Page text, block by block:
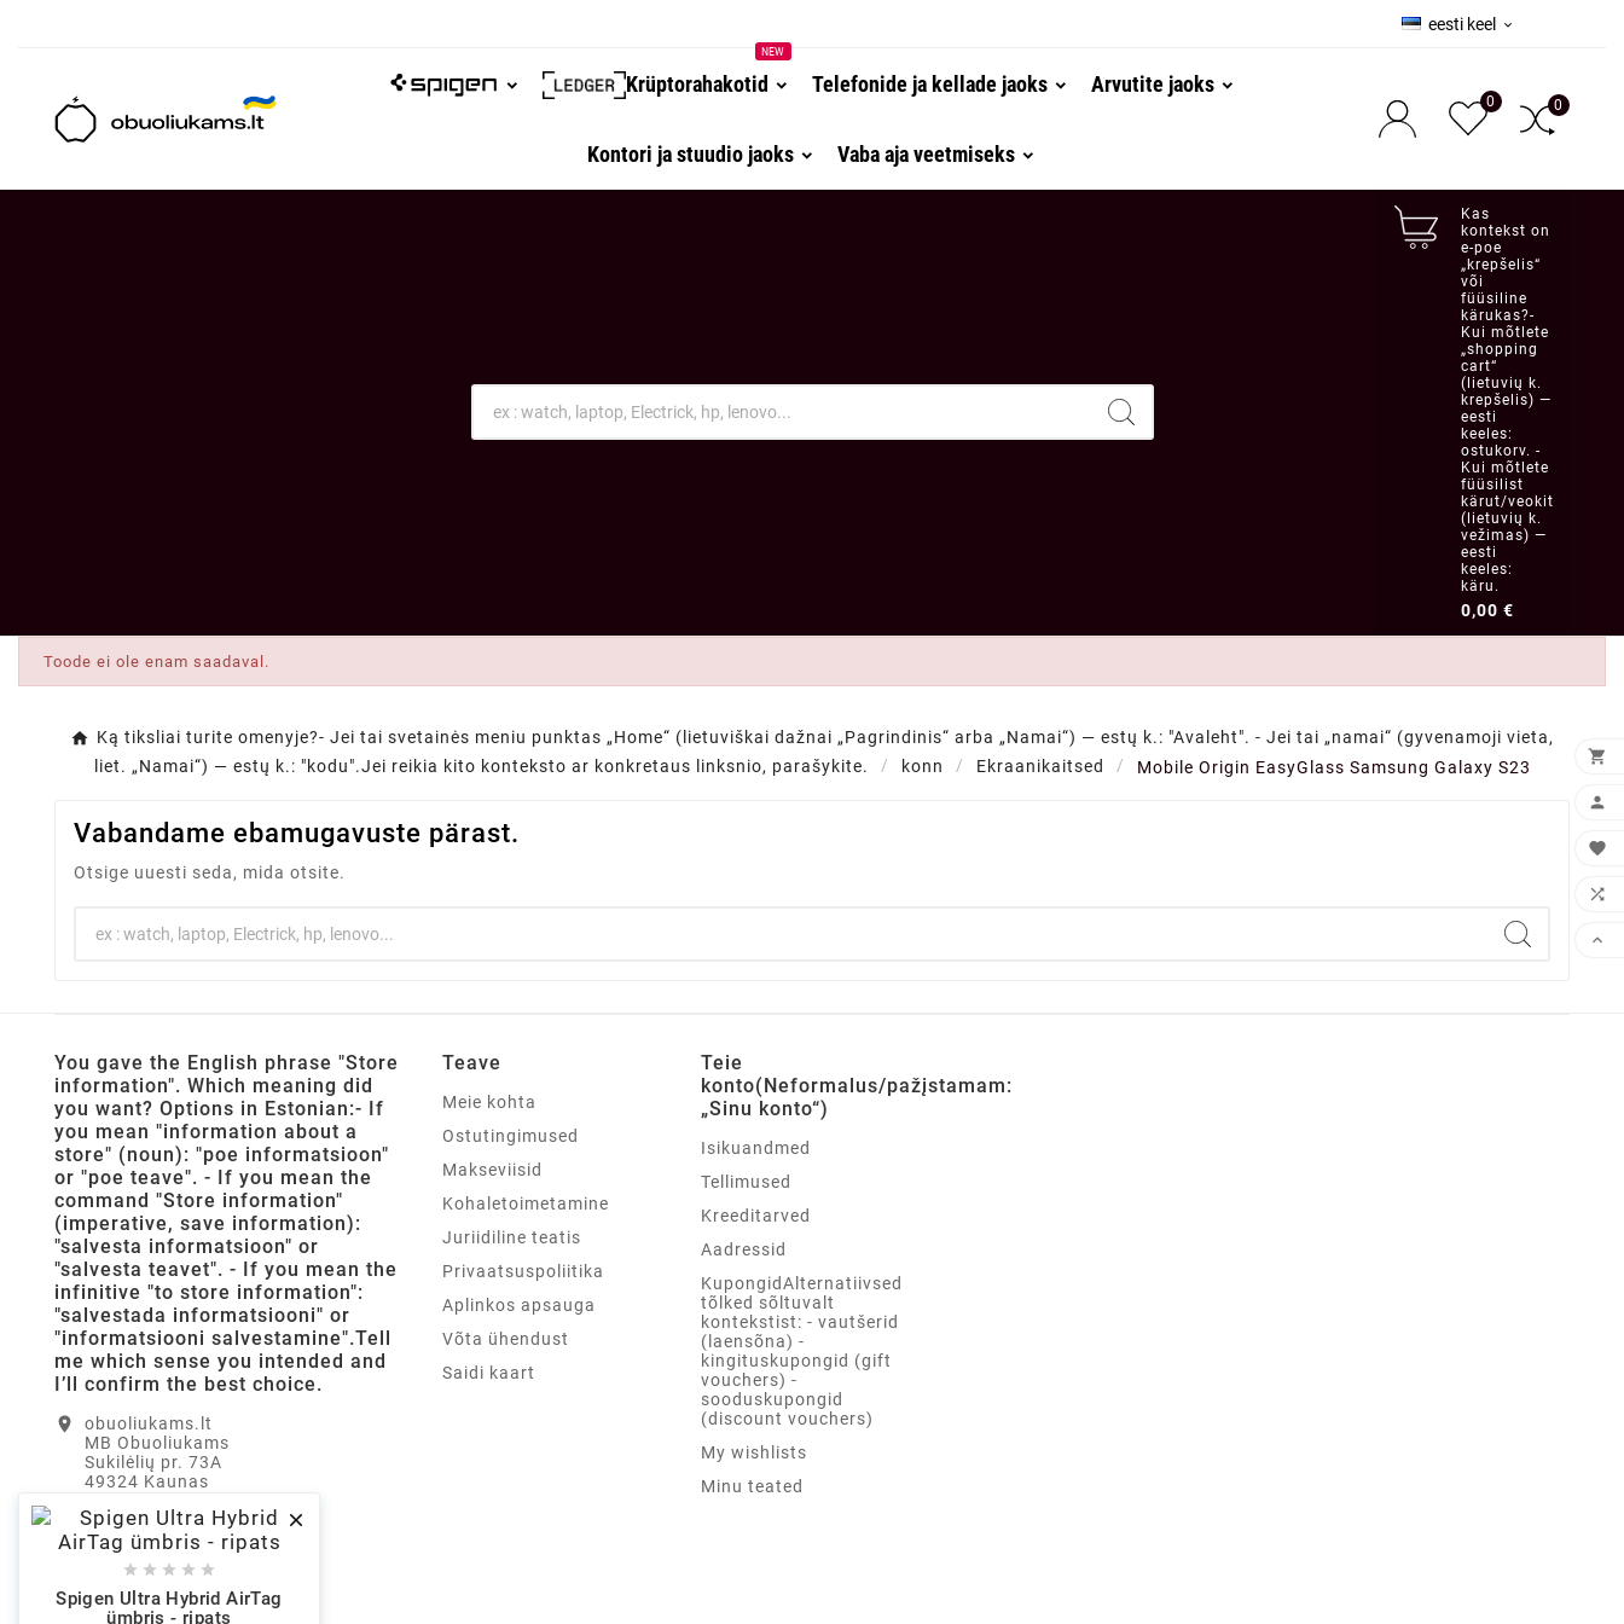

    
Spigen Ultra Hybrid AirTag
ümbris - ripats
eesti keel 
Krüptorahakotid
NEW
Telefonide ja kellade jaoks Arvutite jaoks
Kontori ja stuudio jaoks Vaba aja veetmiseks
0 0
Kas
kontekst on
e-poe
„krepšelis“
või
füüsiline
kärukas?-
Kui mõtlete
„shopping
cart“
(lietuvių k.
krepšelis) —
eesti
keeles:
ostukorv. -
Kui mõtlete
füüsilist
kärut/veokit
(lietuvių k.
vežimas) —
eesti
keeles:
käru.
0,00 €
Toode ei ole enam saadaval.
Ką tiksliai turite omenyje?- Jei tai svetainės meniu punktas „Home“ (lietuviškai dažnai „Pagrindinis“ arba „Namai“) — estų k.: "Avaleht". - Jei tai „namai“ (gyvenamoji vieta,
liet. „Namai“) — estų k.: "kodu".Jei reikia kito konteksto ar konkretaus linksnio, parašykite.
konn Ekraanikaitsed Mobile Origin EasyGlass Samsung Galaxy S23
Vabandame ebamugavuste pärast.
Otsige uuesti seda, mida otsite.
You gave the English phrase "Store
information". Which meaning did
you want? Options in Estonian:- If
you mean "information about a
store" (noun): "poe informatsioon"
or "poe teave". - If you mean the
command "Store information"
(imperative, save information):
"salvesta informatsioon" or
"salvesta teavet". - If you mean the
infinitive "to store information":
"salvestada informatsiooni" or
"informatsiooni salvestamine".Tell
me which sense you intended and
I’ll confirm the best choice.
location_on
obuoliukams.lt
MB Obuoliukams
Sukilėlių pr. 73A
49324 Kaunas
email info@obuoliukams.lt
+37062419992
Teave
Meie kohta
Ostutingimused
Makseviisid
Kohaletoimetamine
Juriidiline teatis
Privaatsuspoliitika
Aplinkos apsauga
Võta ühendust
Saidi kaart
Teie
konto(Neformalus/pažįstamam:
„Sinu konto“)
Isikuandmed
Tellimused
Kreeditarved
Aadressid
KupongidAlternatiivsed
tõlked sõltuvalt
kontekstist: - vautšerid
(laensõna) -
kingituskupongid (gift
vouchers) -
sooduskupongid
(discount vouchers)
My wishlists
Minu teated




